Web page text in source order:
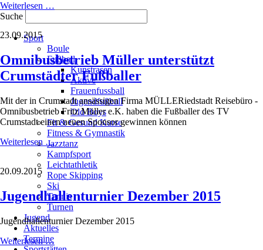
Suche
überspringen
Sport
Boule
Fußball
Kunstrasen
Aktive
Frauenfussball
Jugendfußball
Old Boys
Fit & Gesund Kurse
Fitness & Gymnastik
Jazztanz
Kampfsport
Leichtathletik
Rope Skipping
Ski
Tennis
Turnen
Jugend
Aktuelles
Termine
Weiterlesen …
und
trennen
sich
23.09.2015
Omnibusbetrieb Müller unterstützt
Crumstädter Fußballer
Mit der in Crumstadt ansässigen Firma MÜLLERiedstadt Reisebüro -
Omnibusbetrieb Fritz Müller e.K. haben die Fußballer des TV
Crumstadt einen neuen Sponsor gewinnen können
Weiterlesen …Omnibusbetrieb
Müller
unterstützt
Crumstädter
Fußballer
20.09.2015
Jugendhallenturnier Dezember 2015
Jugendhallenturnier Dezember 2015
Weiterlesen …